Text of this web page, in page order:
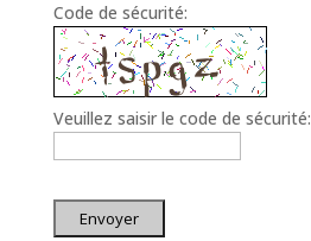
Code de sécurité:
Veuillez saisir le code de sécurité:
Envoyer